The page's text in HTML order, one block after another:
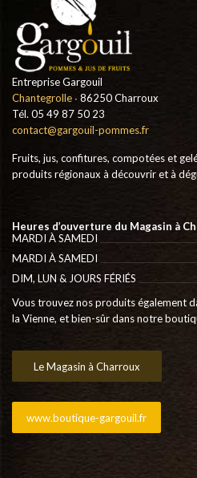
Entreprise Gargouil
Chantegrolle ∙ 86250 Charroux
Tél. 05 49 87 50 23
contact@gargouil-pommes.fr
Fruits, jus, confitures, compotées et
produits régionaux à découvrir et à
Heures d’ouverture du Magasin à
MARDI À SAMEDI
MARDI À SAMEDI
DIM, LUN & JOURS FÉRIÉS
Vous trouvez nos produits également
la Vienne, et bien-sûr dans notre
Le Magasin à Charroux
www.boutique-gargouil.fr